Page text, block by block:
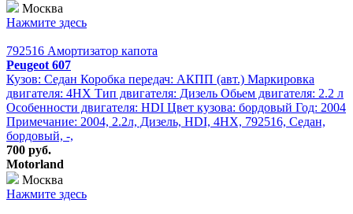
Москва
Нажмите здесь
792516 Амортизатор капота
Peugeot 607
Кузов: Седан Коробка передач: АКПП (авт.) Маркировка
двигателя: 4HX Тип двигателя: Дизель Обьем двигателя: 2.2 л
Особенности двигателя: HDI Цвет кузова: бордовый Год: 2004
Примечание: 2004, 2.2л, Дизель, HDI, 4HX, 792516, Седан,
бордовый, -,
700 руб.
Motorland
Москва
Нажмите здесь